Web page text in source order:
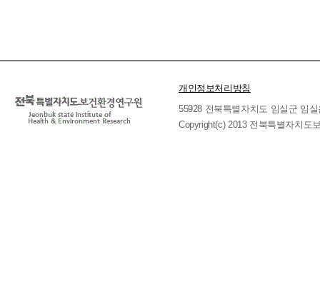
개인정보처리방침
55928 전북특별자치도 임실군 임
Copyright(c) 2013 전북특별자치도